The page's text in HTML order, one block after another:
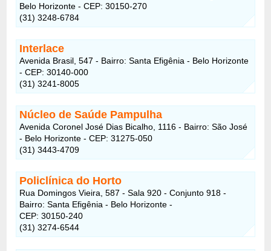
Belo Horizonte - CEP: 30150-270
(31) 3248-6784
Interlace
Avenida Brasil, 547 - Bairro: Santa Efigênia - Belo Horizonte
- CEP: 30140-000
(31) 3241-8005
Núcleo de Saúde Pampulha
Avenida Coronel José Dias Bicalho, 1116 - Bairro: São José
- Belo Horizonte - CEP: 31275-050
(31) 3443-4709
Policlínica do Horto
Rua Domingos Vieira, 587 - Sala 920 - Conjunto 918 -
Bairro: Santa Efigênia - Belo Horizonte -
CEP: 30150-240
(31) 3274-6544